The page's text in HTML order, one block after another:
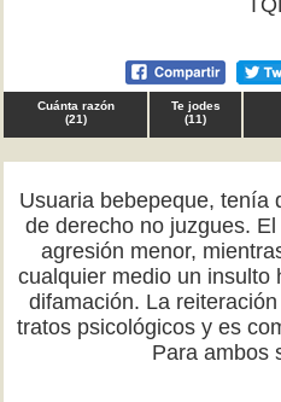
Cuánta razón
(21)
Te jodes
(11)
Usuaria bebepeque, tenía
de derecho no juzgues.
agresión menor,
cualquier medio un insulto
difamación. La
tratos psicológicos y es
Para ambos